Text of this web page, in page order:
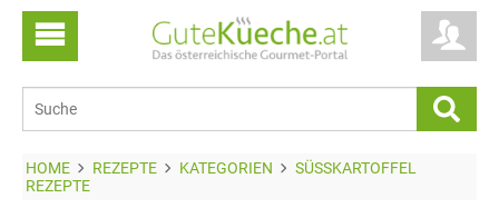
HOME REZEPTE KATEGORIEN
SÜSSKARTOFFEL R
EZEPTE